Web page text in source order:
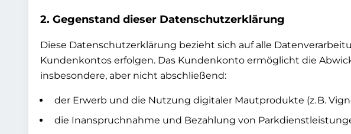
2. Gegenstand dieser Datenschutzerklärung
Diese Datenschutzerklärung bezieht sich auf alle
Kundenkontos erfolgen. Das Kundenkonto ermöglicht die
insbesondere, aber nicht abschließend:
der Erwerb und die Nutzung digitaler Mautprodukte (z. B.
die Inanspruchnahme und Bezahlung von